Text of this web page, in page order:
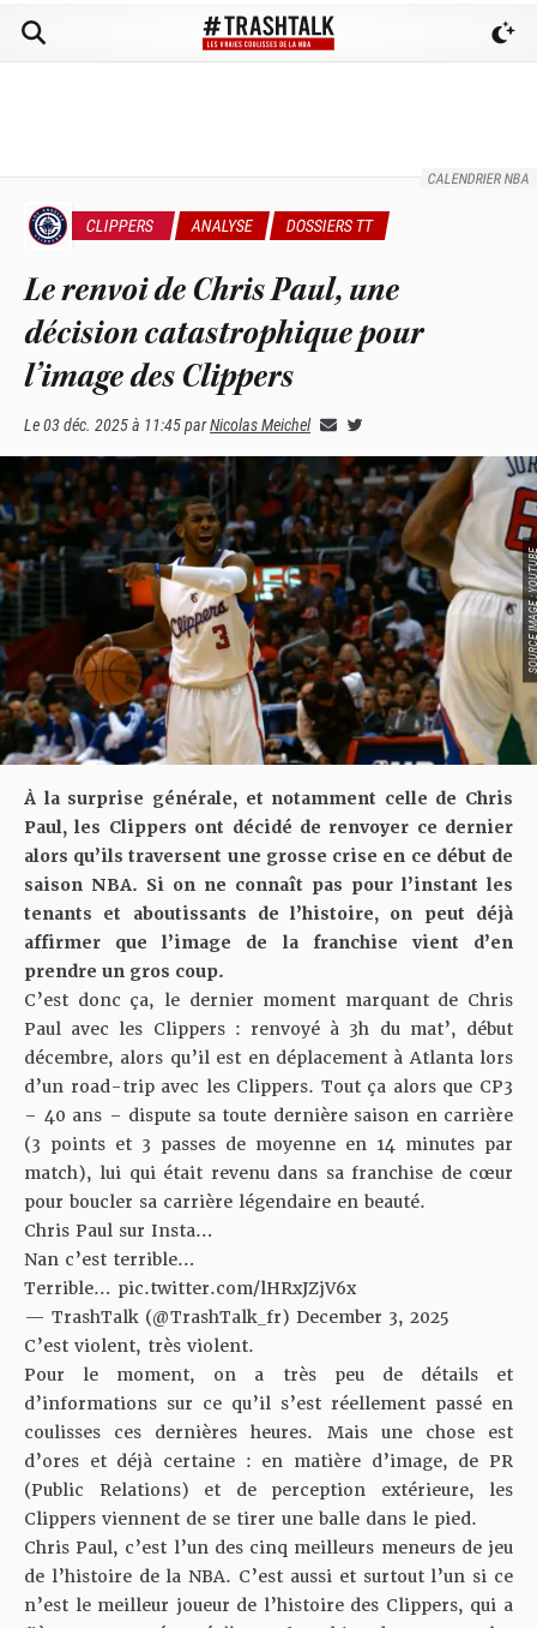
CALENDRIER NBA
CLIPPERS ANALYSE DOSSIERS TT
Le renvoi de Chris Paul, une
décision catastrophique pour
l’image des Clippers
Le03 déc. 2025 à 11:45parNicolas Meichel
SOURCE
À la surprise générale, et notamment celle de Chris
Paul, les Clippers ont décidé de renvoyer ce dernier
alors qu’ils traversent une grosse crise en ce début de
saison NBA. Si on ne connaît pas pour l’instant les
tenants et aboutissants de l’histoire, on peut déjà
affirmer que l’image de la franchise vient d’en
prendre un gros coup.
C’est donc ça, le dernier moment marquant de Chris
Paul avec les Clippers : renvoyé à 3h du mat’, début
décembre, alors qu’il est en déplacement à Atlanta lors
d’un road-trip avec les Clippers. Tout ça alors que CP3
– 40 ans – dispute sa toute dernière saison en carrière
(3 points et 3 passes de moyenne en 14 minutes par
match), lui qui était revenu dans sa franchise de cœur
pour boucler sa carrière légendaire en beauté.
Chris Paul sur Insta…
Nan c’est terrible…
Terrible… pic.twitter.com/lHRxJZjV6x
— TrashTalk (@TrashTalk_fr) December 3, 2025
C’est violent, très violent.
Pour le moment, on a très peu de détails et
d’informations sur ce qu’il s’est réellement passé en
coulisses ces dernières heures. Mais une chose est
d’ores et déjà certaine : en matière d’image, de PR
(Public Relations) et de perception extérieure, les
Clippers viennent de se tirer une balle dans le pied.
Chris Paul, c’est l’un des cinq meilleurs meneurs de jeu
de l’histoire de la NBA. C’est aussi et surtout l’un si ce
n’est le meilleur joueur de l’histoire des Clippers, qui a